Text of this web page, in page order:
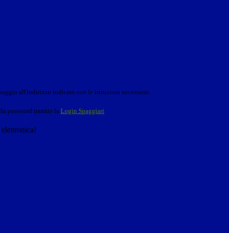
all'indirizzo indicato con le istruzioni necessarie.
password tramite la Login Spaggiari